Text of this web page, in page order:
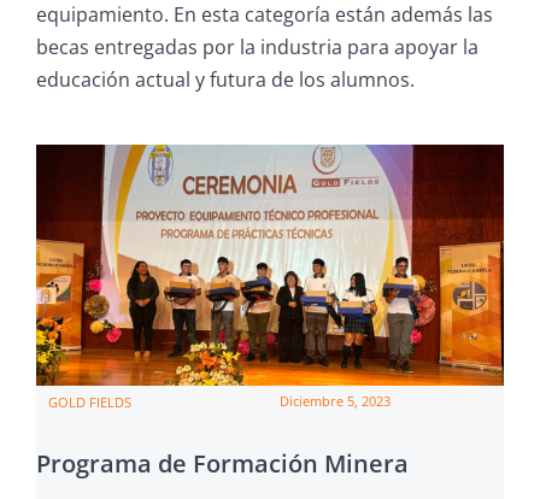
equipamiento. En esta categoría están además las
becas entregadas por la industria para apoyar la
educación actual y futura de los alumnos.
GOLD FIELDS Diciembre 5, 2023
Programa de Formación Minera